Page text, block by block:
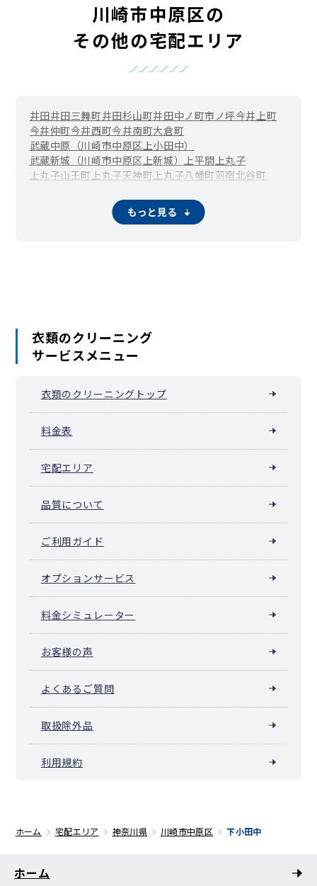
川崎市中原区の
その他の宅配エリア
井田井田三舞町井田杉山町井田中ノ町市ノ坪今井上町
今井仲町今井西町今井南町大倉町
武蔵中原（川崎市中原区上小田中）
武蔵新城（川崎市中原区上新城）
上平間 上丸子
上丸子山王町 上丸子天神町 上丸子八幡町苅宿北谷町
木月大町小杉小杉御殿町小杉陣屋町
武蔵小杉（川崎市中原区小杉町） 下新城
もっと見る
衣類のクリーニング
サービスメニュー
衣類のクリーニングトップ
料金表
宅配エリア
品質について
ご利用ガイド
オプションサービス
料金シミュレーター
お客様の声
よくあるご質問
取扱除外品
利用規約
ホーム 宅配エリア 神奈川県 川崎市中原区 下小田中
ホーム